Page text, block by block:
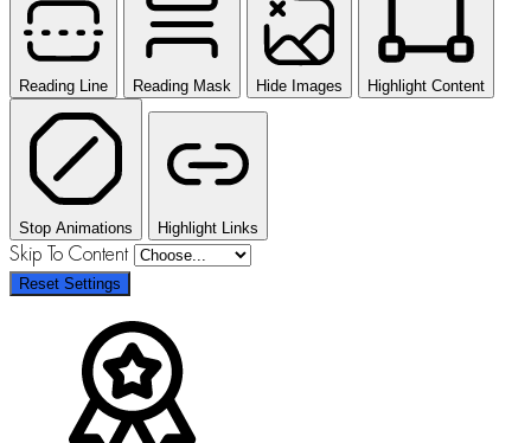
Reading Line Reading Mask Hide Images Highlight Content
Stop Animations Highlight Links
Skip To Content
Reset Settings